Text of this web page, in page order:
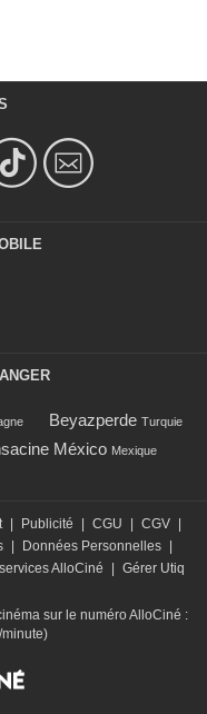
Beyazperde Turquie
México Mexique
Publicité CGU CGV
Données Personnelles
AlloCiné
Gérer Utiq
sur le numéro AlloCiné :